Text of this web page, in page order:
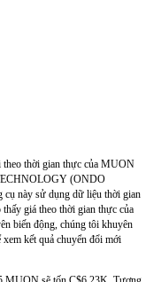
theo thời gian thực của MUON
(ONDO
này sử dụng dữ liệu thời gian
giá theo thời gian thực của
biến động, chúng tôi khuyên
kết quả chuyển đổi mới